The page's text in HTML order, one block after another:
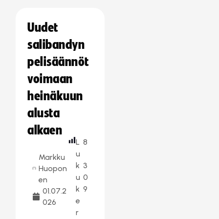
Uudet
salibandyn
pelisäännöt
voimaan
heinäkuun
alusta
alkaen
Markku
Huopon
en
01.07.2
026
L
u
k
u
k
e
r
8
3
0
9